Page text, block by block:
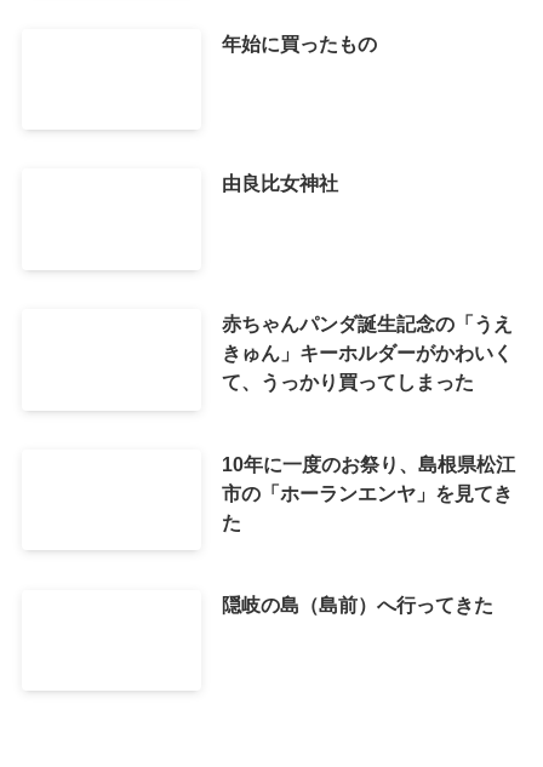
年始に買ったもの
由良比女神社
赤ちゃんパンダ誕生記念の「うえ
きゅん」キーホルダーがかわいく
て、うっかり買ってしまった
10年に一度のお祭り、島根県松江
市の「ホーランエンヤ」を見てき
た
隠岐の島（島前）へ行ってきた